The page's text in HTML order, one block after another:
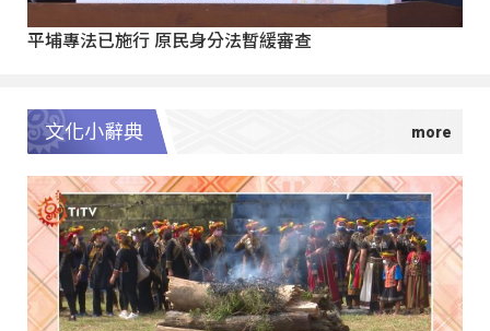
平埔專法已施行 原民身分法暫緩審查
文化小辭典